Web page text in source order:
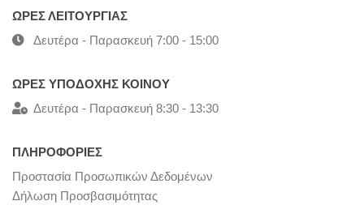
ΩΡΕΣ ΛΕΙΤΟΥΡΓΙΑΣ
Δευτέρα - Παρασκευή 7:00 - 15:00
ΩΡΕΣ ΥΠΟΔΟΧΗΣ ΚΟΙΝΟΥ
Δευτέρα - Παρασκευή 8:30 - 13:30
ΠΛΗΡΟΦΟΡΙΕΣ
Προστασία Προσωπικών Δεδομένων
Δήλωση Προσβασιμότητας